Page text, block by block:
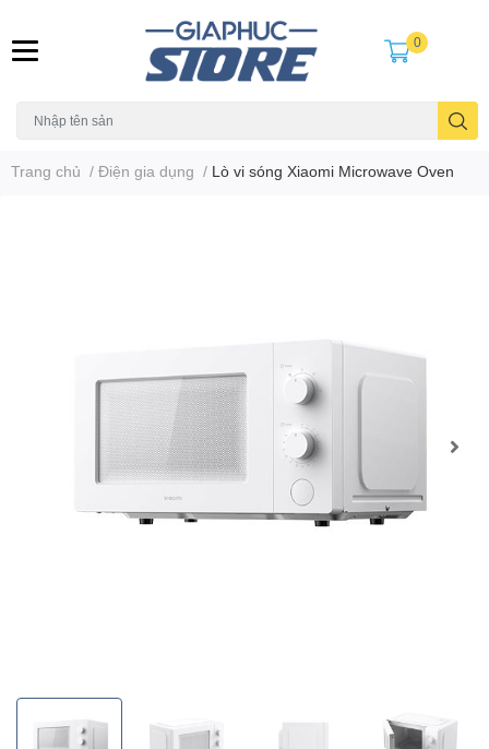
0
Trang chủ / Điện gia dụng / Lò vi sóng Xiaomi Microwave Oven